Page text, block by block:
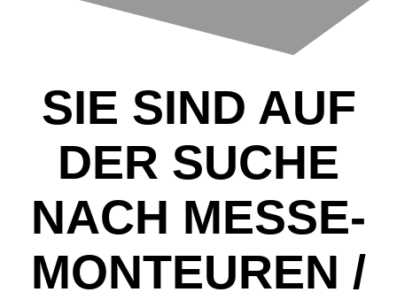
SIE SIND AUF
DER SUCHE
NACH MESSE-
MONTEUREN /